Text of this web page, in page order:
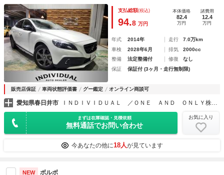
交換済 ＥＸＴスタイリングＰｋｇ 電動＆ヒーター付アイボ
リー内装 スペアキー
支払総額(税込)
94.8 万円
本体価格
82.4
万円
諸費用
12.4
万円
年式 2014年 走行
7.0万km
車検
2028年6月 排気
2000cc
整備
法定整備付 修復
なし
保証
保証付 (3ヶ月・走行無制限)
販売店保証 車両状態評価書 グー鑑定 オンライン商談可
愛知県春日井市
まずは在庫確認・見積依頼
無料通話でお問い合わせ
お気に入り
今あなたの他に18人が見ています
NEW ボルボ